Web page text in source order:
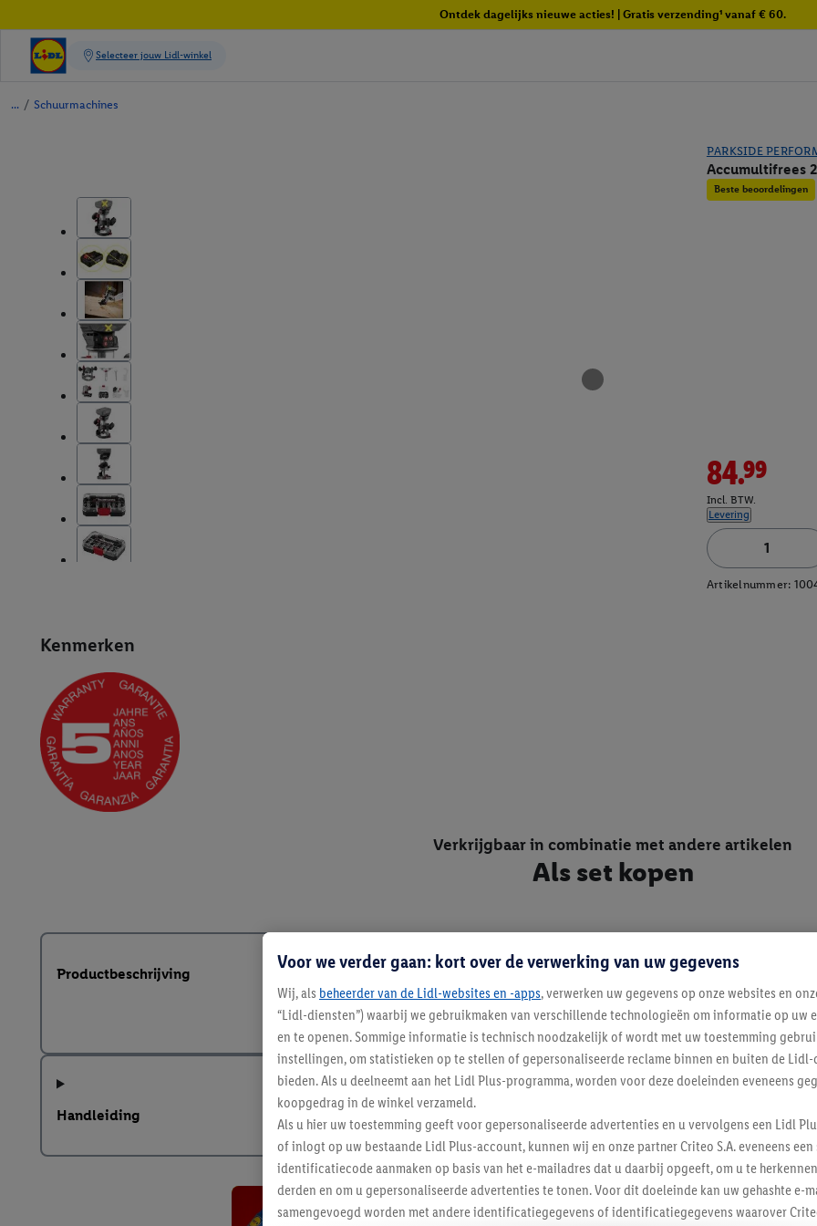
Ontdek dagelijks nieuwe acties! | Gratis verzending¹ vanaf € 60.
/ Schuurmachines
PARKSIDE
Accumultifrees
Beste beoordelingen
Kenmerken
84.99
Incl. BTW.
Levering
Artikelnummer:
Verkrijgbaar in combinatie met andere artikelen
Als set kopen
Productbeschrijving
Handleiding
Voor we verder gaan: kort over de verwerking van uw gegevens
Wij, als beheerder van de Lidl-websites en -apps, verwerken uw gegevens op onze websites en
“Lidl-diensten”) waarbij we gebruikmaken van verschillende technologieën om informatie op uw
en te openen. Sommige informatie is technisch noodzakelijk of wordt met uw toestemming
instellingen, om statistieken op te stellen of gepersonaliseerde reclame binnen en buiten de Lidl-
bieden. Als u deelneemt aan het Lidl Plus-programma, worden voor deze doeleinden eveneens
koopgedrag in de winkel verzameld.
Als u hier uw toestemming geeft voor gepersonaliseerde advertenties en u vervolgens een Lidl
of inlogt op uw bestaande Lidl Plus-account, kunnen wij en onze partner Criteo S.A. eveneens
identificatiecode aanmaken op basis van het e-mailadres dat u daarbij opgeeft, om u te
derden en om u gepersonaliseerde advertenties te tonen. Voor dit doeleinde kan uw gehashte e-
samengevoegd worden met andere identificatiegegevens of identificatiegegevens waarover